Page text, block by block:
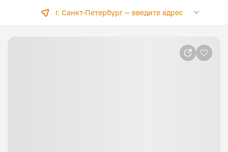
г. Санкт-Петербург —введите адрес